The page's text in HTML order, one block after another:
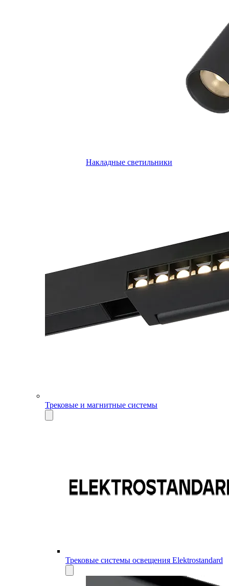
Накладные светильники
Трековые и магнитные системы
Трековые системы освещения Elektrostandard